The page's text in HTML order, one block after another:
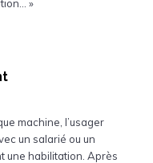
»
machine, l’usager
un salarié ou un
une habilitation. Après